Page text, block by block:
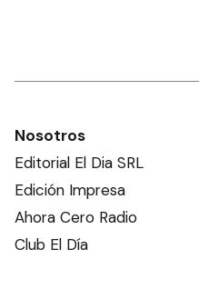
Nosotros
Editorial El Dia SRL
Edición Impresa
Ahora Cero Radio
Club El Día